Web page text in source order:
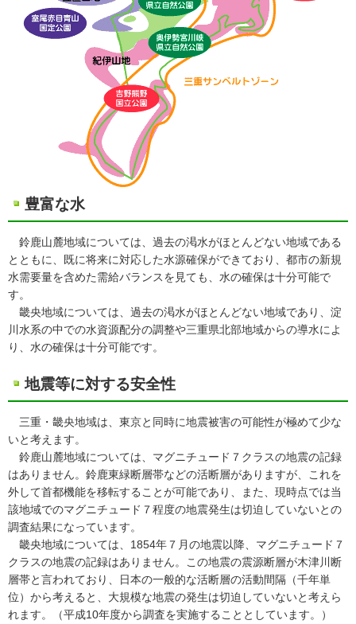
豊富な水
鈴鹿山麓地域については、過去の渇水がほとんどない地域である
とともに、既に将来に対応した水源確保ができており、都市の新規
水需要量を含めた需給バランスを見ても、水の確保は十分可能で
す。
畿央地域については、過去の渇水がほとんどない地域であり、淀
川水系の中での水資源配分の調整や三重県北部地域からの導水によ
り、水の確保は十分可能です。
地震等に対する安全性
三重・畿央地域は、東京と同時に地震被害の可能性が極めて少な
いと考えます。
鈴鹿山麓地域については、マグニチュード７クラスの地震の記録
はありません。鈴鹿東緑断層帯などの活断層がありますが、これを
外して首都機能を移転することが可能であり、また、現時点では当
該地域でのマグニチュード７程度の地震発生は切迫していないとの
調査結果になっています。
畿央地域については、1854年７月の地震以降、マグニチュード７
クラスの地震の記録はありません。この地震の震源断層が木津川断
層帯と言われており、日本の一般的な活断層の活動間隔（千年単
位）から考えると、大規模な地震の発生は切迫していないと考えら
れます。（平成10年度から調査を実施することとしています。）